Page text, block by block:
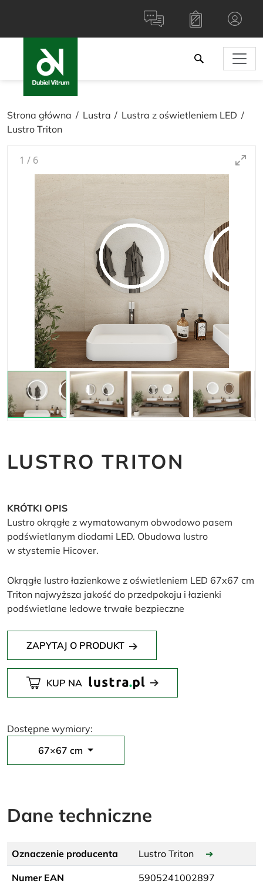
Strona główna Lustra
Lustra z oświetleniem LED
Lustro Triton
1 / 6
LUSTRO TRITON
KRÓTKI OPIS
Lustro okrągłe z wymatowanym obwodowo pasem
podświetlanym diodami LED. Obudowa lustro
w stystemie Hicover.
Okrągłe lustro łazienkowe z oświetleniem LED 67x67 cm
Triton najwyższa jakość do przedpokoju i łazienki
podświetlane ledowe trwałe bezpieczne
ZAPYTAJ O PRODUKT
KUP NA
Dostępne wymiary:
67×67 cm
Dane techniczne
Oznaczenie producenta Lustro Triton ➔
Numer EAN 5905241002897